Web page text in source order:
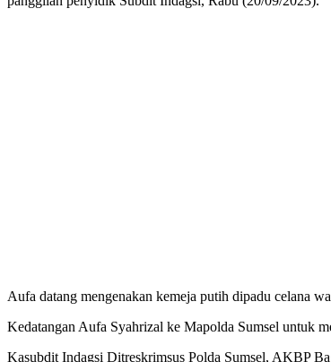
Aufa datang mengenakan kemeja putih dipadu celana
Kedatangan Aufa Syahrizal ke Mapolda Sumsel untuk
Kasubdit Indagsi Ditreskrimsus Polda Sumsel, AKBP